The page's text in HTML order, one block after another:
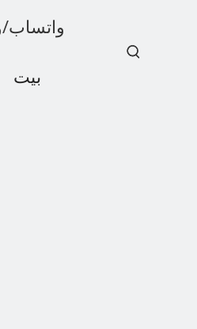
واتساب/ويشات:
بيت